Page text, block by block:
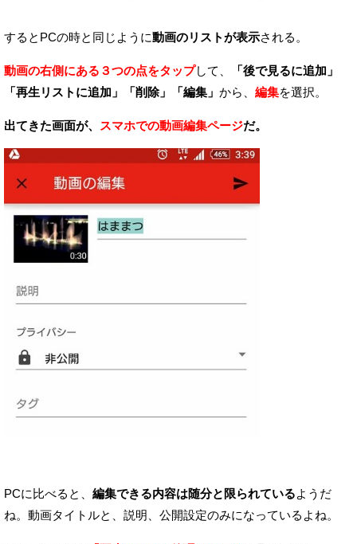
するとPCの時と同じように動画のリストが表示される。
動画の右側にある３つの点をタップして、
「後で見るに追加」
「再生リストに追加」「削除」「編集」 から、 編集を選択。
出てきた画面が、 スマホでの動画編集ページだ。
PCに比べると、 編集できる内容は随分と限られているようだ
ね。 動画タイトルと、説明、公開設定のみになっているよね。